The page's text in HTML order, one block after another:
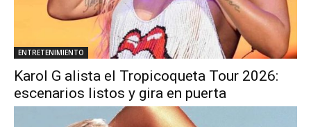
ENTRETENIMIENTO
Karol G alista el Tropicoqueta Tour 2026:
escenarios listos y gira en puerta